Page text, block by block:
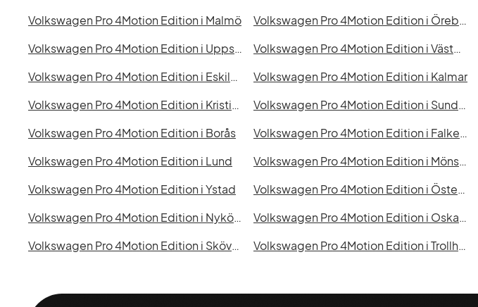
Volkswagen Pro 4Motion Edition i Malmö
Volkswagen Pro 4Motion Edition i Örebro
Volkswagen Pro 4Motion Edition i Uppsala
Volkswagen Pro 4Motion Edition i Västerås
Volkswagen Pro 4Motion Edition i Eskilstuna
Volkswagen Pro 4Motion Edition i Kalmar
Volkswagen Pro 4Motion Edition i Kristianstad
Volkswagen Pro 4Motion Edition i Sundsvall
Volkswagen Pro 4Motion Edition i Borås
Volkswagen Pro 4Motion Edition i Falkenberg
Volkswagen Pro 4Motion Edition i Lund
Volkswagen Pro 4Motion Edition i Mönsterås
Volkswagen Pro 4Motion Edition i Ystad
Volkswagen Pro 4Motion Edition i Östersund
Volkswagen Pro 4Motion Edition i Nyköping
Volkswagen Pro 4Motion Edition i Oskarshamn
Volkswagen Pro 4Motion Edition i Skövde
Volkswagen Pro 4Motion Edition i Trollhättan